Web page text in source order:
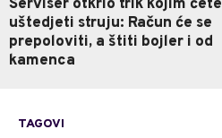
Serviser otkrio trik kojim ćete
uštedjeti struju: Račun će se
prepoloviti, a štiti bojler i od
kamenca
TAGOVI